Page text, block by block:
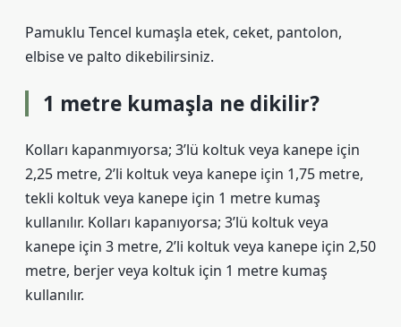
Pamuklu Tencel kumaşla etek, ceket, pantolon,
elbise ve palto dikebilirsiniz.
1 metre kumaşla ne dikilir?
Kolları kapanmıyorsa; 3’lü koltuk veya kanepe için
2,25 metre, 2’li koltuk veya kanepe için 1,75 metre,
tekli koltuk veya kanepe için 1 metre kumaş
kullanılır. Kolları kapanıyorsa; 3’lü koltuk veya
kanepe için 3 metre, 2’li koltuk veya kanepe için 2,50
metre, berjer veya koltuk için 1 metre kumaş
kullanılır.